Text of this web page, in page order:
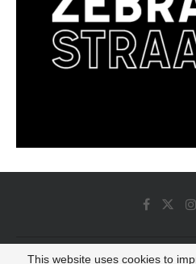
© 2022 - Luminous Dash
This website uses cookies to